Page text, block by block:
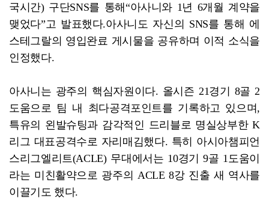
국시간) 구단SNS를 통해“아사니와 1년 6개월 계약을
맺었다”고 발표했다.아사니도 자신의 SNS를 통해 에
스테그랄의 영입완료 게시물을 공유하며 이적 소식을
인정했다.
아사니는 광주의 핵심자원이다. 올시즌 21경기 8골 2
도움으로 팀 내 최다공격포인트를 기록하고 있으며,
특유의 왼발슈팅과 감각적인 드리블로 명실상부한 K
리그 대표공격수로 자리매김했다. 특히 아시아챔피언
스리그엘리트(ACLE) 무대에서는 10경기 9골 1도움이
라는 미친활약으로 광주의 ACLE 8강 진출 새 역사를
이끌기도 했다.